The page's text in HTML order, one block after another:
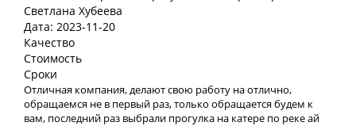
Светлана Хубеева
Дата: 2023-11-20
Качество
Стоимость
Сроки
Отличная компания, делают свою работу на отлично,
обращаемся не в первый раз, только обращается будем к
вам, последний раз выбрали прогулка на катере по реке ай